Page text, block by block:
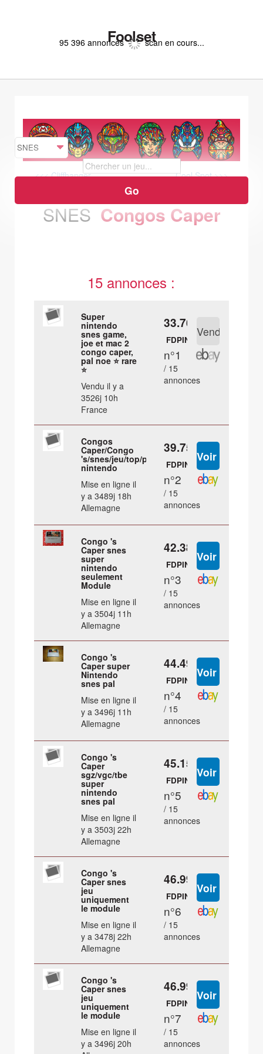
Foolset
95 396 annonces scan en cours...
<<< Cliffhanger Cool Spot >>>
SNES Congos Caper
15 annonces :
Super
nintendo
snes game,
joe et mac 2
congo caper,
pal noe ⭐ rare
⭐
Vendu il y a
3526j 10h
France
33.76 €
FDPIN
n°1
/ 15
annonces
Congos
Caper/Congo
's/snes/jeu/top/pal/super
nintendo
Mise en ligne il
y a 3489j 18h
Allemagne
39.75 €
FDPIN
n°2
/ 15
annonces
Congo 's
Caper snes
super
nintendo
seulement
Module
Mise en ligne il
y a 3504j 11h
Allemagne
42.38 €
FDPIN
n°3
/ 15
annonces
Congo 's
Caper super
Nintendo
snes pal
Mise en ligne il
y a 3496j 11h
Allemagne
44.49 €
FDPIN
n°4
/ 15
annonces
Congo 's
Caper
sgz/vgc/tbe
super
nintendo
snes pal
Mise en ligne il
y a 3503j 22h
Allemagne
45.15 €
FDPIN
n°5
/ 15
annonces
Congo 's
Caper snes
jeu
uniquement
le module
Mise en ligne il
y a 3478j 22h
Allemagne
46.99 €
FDPIN
n°6
/ 15
annonces
Congo 's
Caper snes
jeu
uniquement
le module
Mise en ligne il
y a 3496j 20h
46.99 €
FDPIN
n°7
/ 15
annonces